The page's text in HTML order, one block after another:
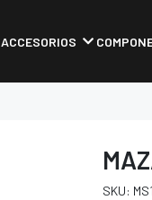
ACCESORIOS
SKU: